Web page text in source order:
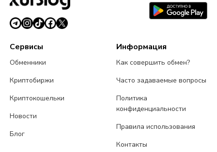
Сервисы
Обменники
Криптобиржи
Криптокошельки
Новости
Блог
Информация
Как совершить обмен?
Часто задаваемые вопросы
Политика
конфиденциальности
Правила использования
Контакты